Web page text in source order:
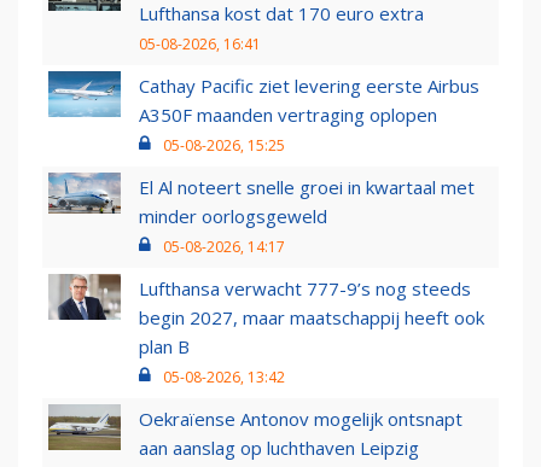
Lufthansa kost dat 170 euro extra
05-08-2026, 16:41
Cathay Pacific ziet levering eerste Airbus
A350F maanden vertraging oplopen
05-08-2026, 15:25
El Al noteert snelle groei in kwartaal met
minder oorlogsgeweld
05-08-2026, 14:17
Lufthansa verwacht 777-9’s nog steeds
begin 2027, maar maatschappij heeft ook
plan B
05-08-2026, 13:42
Oekraïense Antonov mogelijk ontsnapt
aan aanslag op luchthaven Leipzig